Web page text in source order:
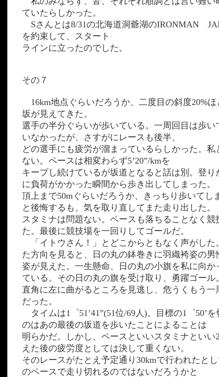
ていたらしかった。
Sさんとは8/31の北海道洞爺湖のIRONMAN
を約束して、スタート
ラインに立ったのでした。
その７
16km地点ぐらいだろうか、二度目の斜度20%
坂が見えてきた。
選手の半分ぐらいが歩いている。一周回目は歩い
いなかったが、さすがにレースも後半、
どの選手にも疲労が溜まっているらしかった。私
ない。ペースは相変わらず5’20”/kmを
キープし続けているが坂道となると話は別。登り
に負荷がかかった瞬間から歩き出してしまった。
頂上まで50mぐらいだろうか、きっちり歩いてし
と後悔するも、気を取り直してまた走り出した。
スタミナは問題ない。ペースも落ちることなく競
た。最後に競技場を一回りしてゴールだ。
「イトウさん！」とどこからともなく声がした
た方向を見ると、日の丸の鉢巻きに羽織袴姿の男
姿が見えた。一生懸命、日の丸の小旗を私に向か
ている。その日の丸の旗を受け取り、勇躍ゴール
直角に左に曲がるところを見逃し、危うくもう一
だった。
タイムは1゜51’41”(51位/69人)。目標の1゜50’
のはあの最後の坂道を歩いたことによることは
明らかだ。しかし、ペースといいスタミナといい
えた後の疲労度としては決して重くない。
そのレースがたとえ予定通り30kmで行われたと
のペースで走り切れるのではないだろうかと